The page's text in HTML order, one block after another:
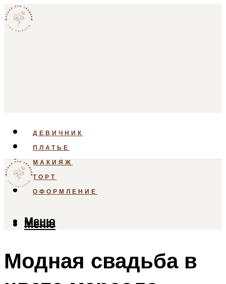
ДЕВИЧНИК
ПЛАТЬЕ
МАКИЯЖ
ТОРТ
ОФОРМЛЕНИЕ
Меню
Меню
Модная свадьба в